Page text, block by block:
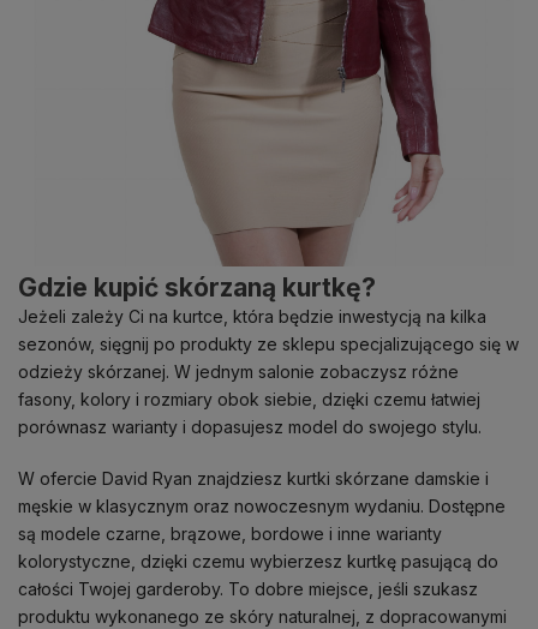
Gdzie kupić skórzaną kurtkę?
Jeżeli zależy Ci na kurtce, która będzie inwestycją na kilka
sezonów, sięgnij po produkty ze sklepu specjalizującego się w
odzieży skórzanej. W jednym salonie zobaczysz różne
fasony, kolory i rozmiary obok siebie, dzięki czemu łatwiej
porównasz warianty i dopasujesz model do swojego stylu.
W ofercie David Ryan znajdziesz kurtki skórzane damskie i
męskie w klasycznym oraz nowoczesnym wydaniu. Dostępne
są modele czarne, brązowe, bordowe i inne warianty
kolorystyczne, dzięki czemu wybierzesz kurtkę pasującą do
całości Twojej garderoby. To dobre miejsce, jeśli szukasz
produktu wykonanego ze skóry naturalnej, z dopracowanymi